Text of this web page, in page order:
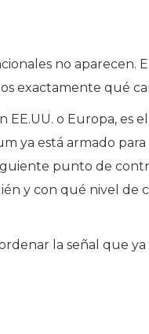
no aparecen. El
exactamente qué
o Europa, es
ya está armado para
punto de
y con qué nivel de
la señal que ya